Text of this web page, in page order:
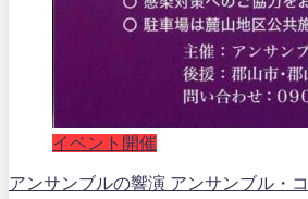
イベント開催
アンサンブルの響演 アンサンブル・